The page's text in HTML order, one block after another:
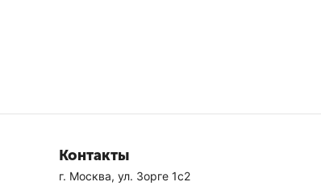
Контакты
г. Москва, ул. Зорге 1с2